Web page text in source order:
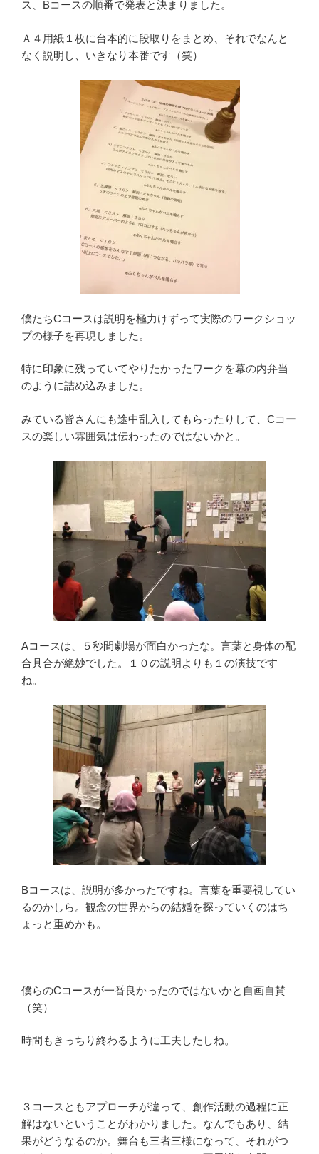
ス、Bコースの順番で発表と決まりました。
Ａ４用紙１枚に台本的に段取りをまとめ、それでなんと
なく説明し、いきなり本番です（笑）
僕たちCコースは説明を極力けずって実際のワークショッ
プの様子を再現しました。
特に印象に残っていてやりたかったワークを幕の内弁当
のように詰め込みました。
みている皆さんにも途中乱入してもらったりして、Cコー
スの楽しい雰囲気は伝わったのではないかと。
Aコースは、５秒間劇場が面白かったな。言葉と身体の配
合具合が絶妙でした。１０の説明よりも１の演技です
ね。
Bコースは、説明が多かったですね。言葉を重要視してい
るのかしら。観念の世界からの結婚を探っていくのはち
ょっと重めかも。
僕らのCコースが一番良かったのではないかと自画自賛
（笑）
時間もきっちり終わるように工夫したしね。
３コースともアプローチが違って、創作活動の過程に正
解はないということがわかりました。なんでもあり、結
果がどうなるのか。舞台も三者三様になって、それがつ